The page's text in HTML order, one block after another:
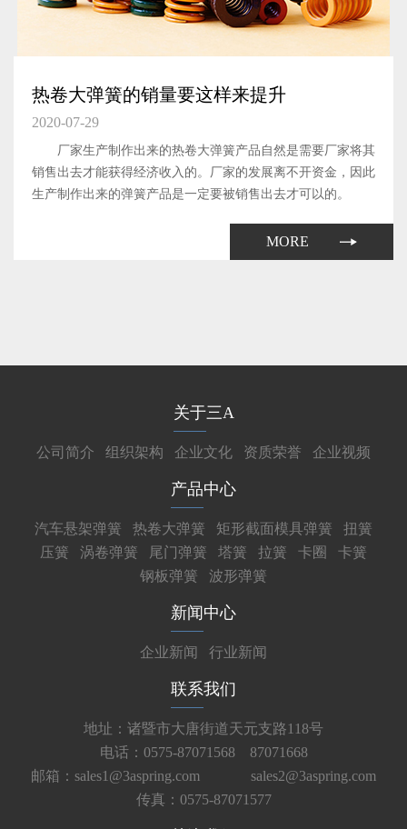
热卷大弹簧的销量要这样来提升
2020-07-29
厂家生产制作出来的热卷大弹簧产品自然是需要厂家将其
销售出去才能获得经济收入的。厂家的发展离不开资金，因此
生产制作出来的弹簧产品是一定要被销售出去才可以的。
MORE
关于三A
公司简介 组织架构 企业文化 资质荣誉 企业视频
产品中心
汽车悬架弹簧 热卷大弹簧 矩形截面模具弹簧
扭簧
压簧
涡卷弹簧 尾门弹簧 塔簧 拉簧 卡圈
卡簧
钢板弹簧
波形弹簧
新闻中心
企业新闻 行业新闻
联系我们
地址：诸暨市大唐街道天元支路118号
电话：0575-87071568 87071668
邮箱：sales1@3aspring.com
sales2@3aspring.com
传真：0575-87071577